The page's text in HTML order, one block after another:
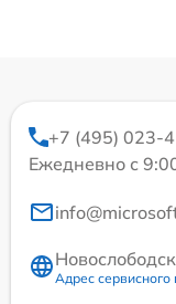
+7 (495) 023-
Ежедневно с
Адрес